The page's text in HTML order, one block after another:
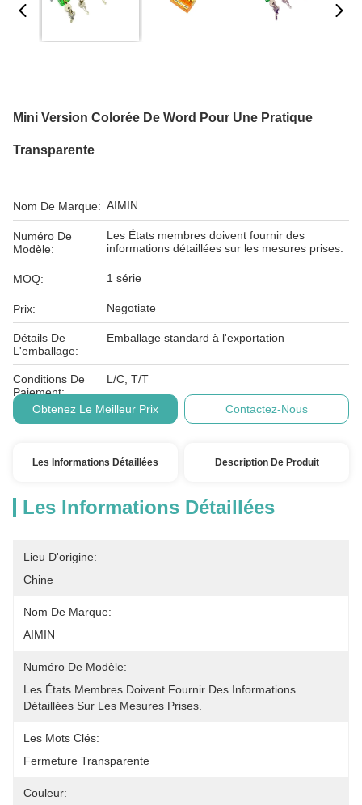
Mini Version Colorée De Word Pour Une Pratique
Transparente
Nom De Marque: AIMIN
Numéro De
Modèle:
Les États membres doivent fournir des
informations détaillées sur les mesures prises.
MOQ: 1 série
Prix: Negotiate
Détails De
L'emballage:
Emballage standard à l'exportation
Conditions De
Paiement:
L/C, T/T
Obtenez Le Meilleur Prix Contactez-Nous
Les Informations Détaillées Description De Produit
Les Informations Détaillées
Lieu D'origine:
Chine
Nom De Marque:
AIMIN
Numéro De Modèle:
Les États Membres Doivent Fournir Des Informations
Détaillées Sur Les Mesures Prises.
Les Mots Clés:
Fermeture Transparente
Couleur: